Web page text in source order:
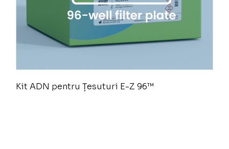
Kit ADN pentru Țesuturi E-Z 96™